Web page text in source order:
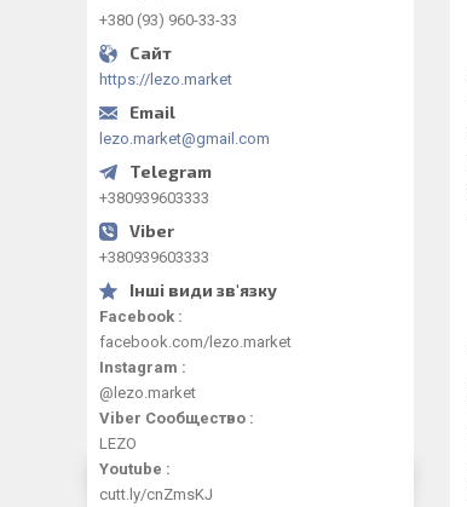
+380 (93) 960-33-33
https://lezo.market
lezo.market@gmail.com
+380939603333
+380939603333
Facebook
facebook.com/lezo.market
Instagram
@lezo.market
Viber Сообщество
LEZO
Youtube
cutt.ly/cnZmsKJ